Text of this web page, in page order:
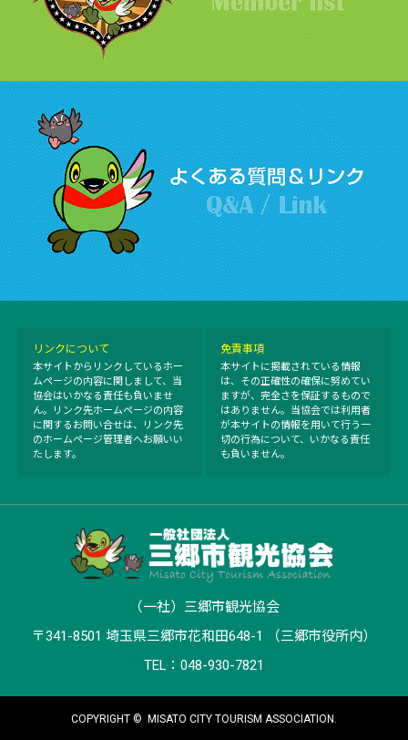
リンクについて
本サイトからリンクしているホー
ムページの内容に関しまして、当
協会はいかなる責任も負いませ
ん。リンク先ホームページの内容
に関するお問い合せは、リンク先
のホームページ管理者へお願いい
たします。
免責事項
本サイトに掲載されている情報
は、その正確性の確保に努めてい
ますが、完全さを保証するもので
はありません。当協会では利用者
が本サイトの情報を用いて行う一
切の行為について、いかなる責任
も負いません。
（一社）三郷市観光協会
〒341-8501 埼玉県三郷市花和田648-1 （三郷市役所内）
TEL：048-930-7821
COPYRIGHT © MISATO CITY TOURISM ASSOCIATION.